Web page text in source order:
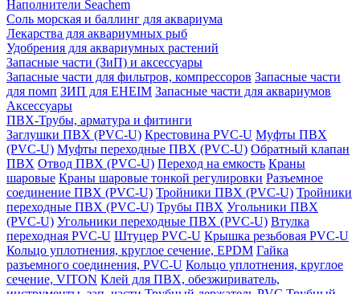
Наполнители Seachem
Соль морская и баллинг для аквариума
Лекарства для аквариумных рыб
Удобрения для аквариумных растений
Запасные части (ЗиП) и аксессуары
Запасные части для фильтров, компрессоров Запасные части
для помп ЗИП для EHEIM Запасные части для аквариумов
Аксессуары
ПВХ-Трубы, арматура и фитинги
Заглушки ПВХ (PVC-U) Крестовина PVC-U Муфты ПВХ
(PVC-U) Муфты переходные ПВХ (PVC-U) Обратный клапан
ПВХ Отвод ПВХ (PVC-U) Переход на емкость Краны
шаровые Краны шаровые тонкой регулировки Разъемное
соединение ПВХ (PVC-U) Тройники ПВХ (PVC-U) Тройники
переходные ПВХ (PVC-U) Трубы ПВХ Угольники ПВХ
(PVC-U) Угольники переходные ПВХ (PVC-U) Втулка
переходная PVC-U Штуцер PVC-U Крышка резьбовая PVC-U
Кольцо уплотнения, круглое сечение, EPDM Гайка
разъемного соединения, PVC-U Кольцо уплотнения, круглое
сечение, VITON Клей для ПВХ, обезжириватель,